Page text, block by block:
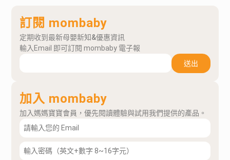
訂閱 mombaby
定期收到最新母嬰新知&優惠資訊
輸入Email 即可訂閱 mombaby 電子報
送出
加入 mombaby
加入媽媽寶寶會員，優先閱讀體驗與試用我們提供的產品。